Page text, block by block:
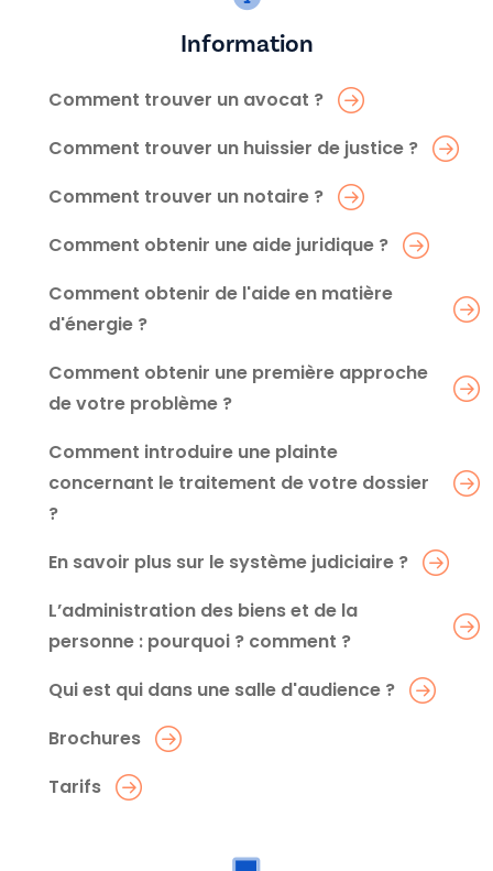
Information
Comment trouver un avocat ?
Comment trouver un huissier de justice ?
Comment trouver un notaire ?
Comment obtenir une aide juridique ?
Comment obtenir de l'aide en matière
d'énergie ?
Comment obtenir une première approche
de votre problème ?
Comment introduire une plainte
concernant le traitement de votre dossier
?
En savoir plus sur le système judiciaire ?
L’administration des biens et de la
personne : pourquoi ? comment ?
Qui est qui dans une salle d'audience ?
Brochures
Tarifs